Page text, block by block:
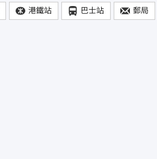
港鐵站 巴士站 郵局